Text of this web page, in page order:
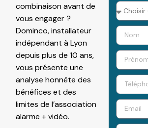
combinaison avant de
vous engager ?
Dominco, installateur
indépendant à Lyon
depuis plus de 10 ans,
vous présente une
analyse honnête des
bénéfices et des
limites de l’association
alarme + vidéo.